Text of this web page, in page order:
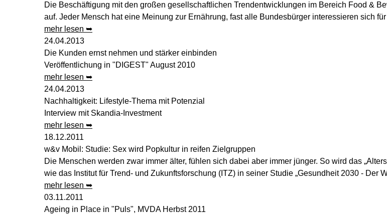
Die Beschäftigung mit den großen gesellschaftlichen Trendentwicklungen im Bereich Food &
auf. Jeder Mensch hat eine Meinung zur Ernährung, fast alle Bundesbürger interessieren sich
mehr lesen ➥
24.04.2013
Die Kunden ernst nehmen und stärker einbinden
Veröffentlichung in "DIGEST" August 2010
mehr lesen ➥
24.04.2013
Nachhaltigkeit: Lifestyle-Thema mit Potenzial
Interview mit Skandia-Investment
mehr lesen ➥
18.12.2011
w&v Mobil: Studie: Sex wird Popkultur in reifen Zielgruppen
Die Menschen werden zwar immer älter, fühlen sich dabei aber immer jünger. So wird das
wie das Institut für Trend- und Zukunftsforschung (ITZ) in seiner Studie „Gesundheit 2030 - Der
mehr lesen ➥
03.11.2011
Ageing in Place in "Puls", MVDA Herbst 2011